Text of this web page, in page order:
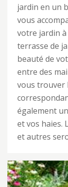
jardin en un
vous
votre jardin
terrasse de
beauté de
entre des
vous trouver
également
et vos haies.
et autres